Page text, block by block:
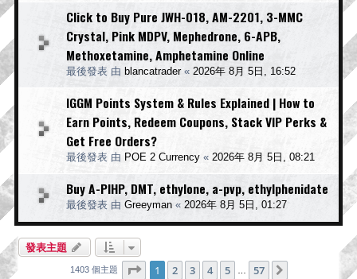
Click to Buy Pure JWH-018, AM-2201, 3-MMC
Crystal, Pink MDPV, Mephedrone, 6-APB,
Methoxetamine, Amphetamine Online
最後發表 由 blancatrader« 2026年 8月 5日, 16:52
IGGM Points System & Rules Explained | How to
Earn Points, Redeem Coupons, Stack VIP Perks &
Get Free Orders?
最後發表 由 POE 2 Currency « 2026年 8月 5日, 08:21
Buy A-PIHP, DMT, ethylone, a-pvp, ethylphenidate
最後發表 由 Greeyman « 2026年 8月 5日, 01:27
發表主題
1403 個主題 第 1 頁 (共57 頁)
1 2 3 4 5 57